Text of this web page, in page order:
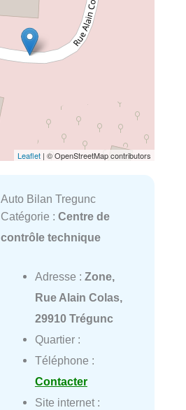
Leaflet | © OpenStreetMap contributors
Auto Bilan Tregunc
Catégorie : Centre de
contrôle technique
Adresse : Zone,
Rue Alain Colas,
29910 Trégunc
Quartier :
Téléphone :
Contacter
Site internet :